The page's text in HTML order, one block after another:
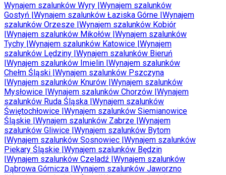
Wynajem szalunków Wyry Wynajem szalunków
Gostyń Wynajem szalunków Łaziska Górne Wynajem
szalunków Orzesze Wynajem szalunków Kobiór
Wynajem szalunków Mikołów Wynajem szalunków
Tychy Wynajem szalunków Katowice Wynajem
szalunków Lędziny Wynajem szalunków Bieruń
Wynajem szalunków Imielin Wynajem szalunków
Chełm Śląski Wynajem szalunków Pszczyna
Wynajem szalunków Knurów Wynajem szalunków
Mysłowice Wynajem szalunków Chorzów Wynajem
szalunków Ruda Śląska Wynajem szalunków
Świętochłowice Wynajem szalunków Siemianowice
Śląskie Wynajem szalunków Zabrze Wynajem
szalunków Gliwice Wynajem szalunków Bytom
Wynajem szalunków Sosnowiec Wynajem szalunków
Piekary Śląskie Wynajem szalunków Będzin
Wynajem szalunków Czeladź Wynajem szalunków
Dąbrowa Górnicza Wynajem szalunków Jaworzno